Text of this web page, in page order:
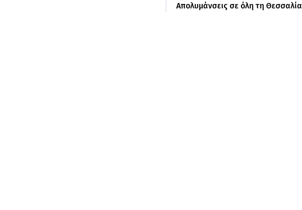
Απολυμάνσεις σε όλη τη Θεσσαλία